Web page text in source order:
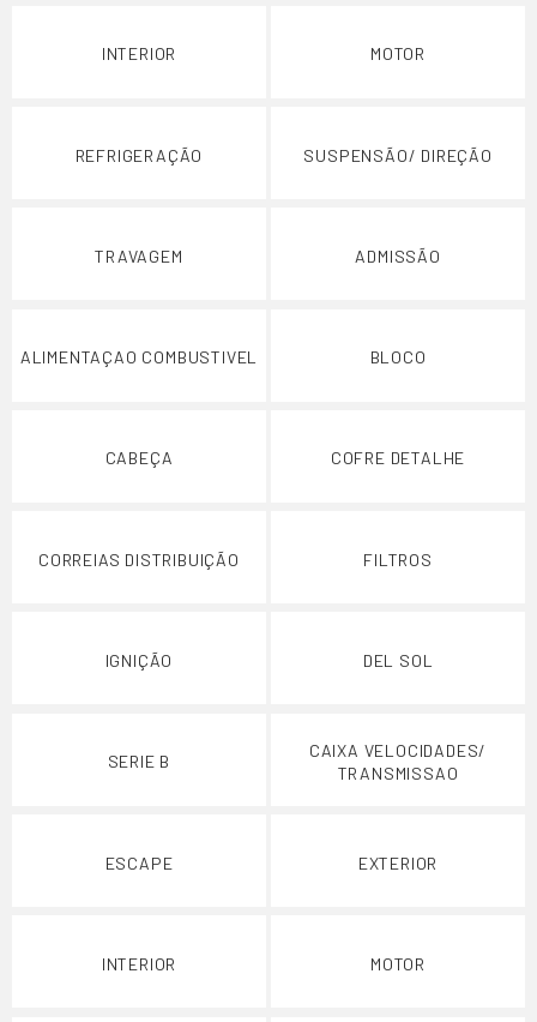
INTERIOR MOTOR
REFRIGERAÇÃO SUSPENSÃO/ DIREÇÃO
TRAVAGEM ADMISSÃO
ALIMENTAÇAO COMBUSTIVEL BLOCO
CABEÇA COFRE DETALHE
CORREIAS DISTRIBUIÇÃO FILTROS
IGNIÇÃO DEL SOL
SERIE B
CAIXA VELOCIDADES/
TRANSMISSAO
ESCAPE EXTERIOR
INTERIOR MOTOR